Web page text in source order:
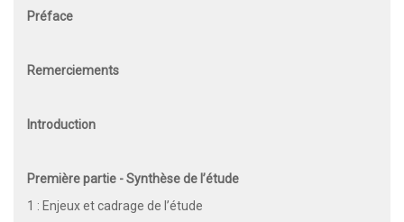
Préface
Remerciements
Introduction
Première partie - Synthèse de l’étude
1 : Enjeux et cadrage de l’étude